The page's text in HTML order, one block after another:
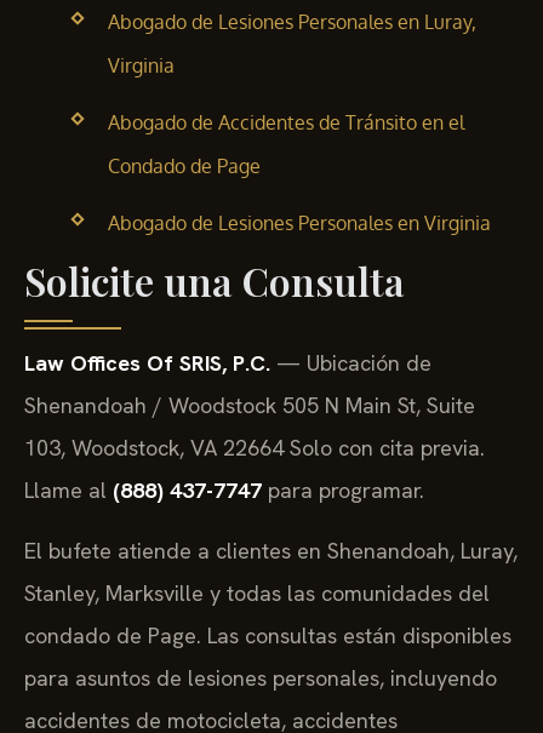
Abogado de Lesiones Personales en Luray,
Virginia
Abogado de Accidentes de Tránsito en el
Condado de Page
Abogado de Lesiones Personales en Virginia
Solicite una Consulta
Law Offices Of SRIS, P.C. — Ubicación de
Shenandoah / Woodstock 505 N Main St, Suite
103, Woodstock, VA 22664Solo con cita previa.
Llame al (888) 437-7747 para programar.
El bufete atiende a clientes en Shenandoah, Luray,
Stanley, Marksville y todas las comunidades del
condado de Page. Las consultas están disponibles
para asuntos de lesiones personales, incluyendo
accidentes de motocicleta, accidentes